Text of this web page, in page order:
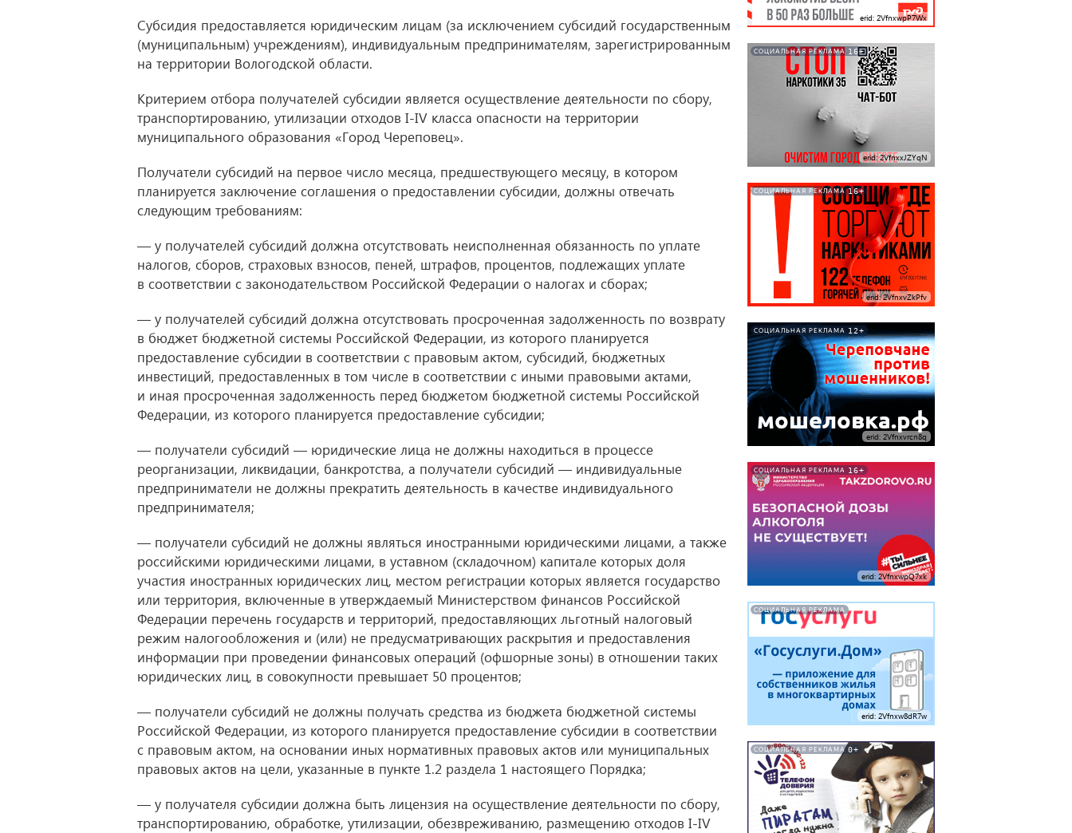
Субсидия предоставляется юридическим лицам (за исключением субсидий государственным
(муниципальным) учреждениям), индивидуальным предпринимателям, зарегистрированным
на территории Вологодской области.
Критерием отбора получателей субсидии является осуществление деятельности по сбору,
транспортированию, утилизации отходов I-IV класса опасности на территории
муниципального образования «Город Череповец».
Получатели субсидий на первое число месяца, предшествующего месяцу, в котором
планируется заключение соглашения о предоставлении субсидии, должны отвечать
следующим требованиям:
— у получателей субсидий должна отсутствовать неисполненная обязанность по уплате
налогов, сборов, страховых взносов, пеней, штрафов, процентов, подлежащих уплате
в соответствии с законодательством Российской Федерации о налогах и сборах;
— у получателей субсидий должна отсутствовать просроченная задолженность по возврату
в бюджет бюджетной системы Российской Федерации, из которого планируется
предоставление субсидии в соответствии с правовым актом, субсидий, бюджетных
инвестиций, предоставленных в том числе в соответствии с иными правовыми актами,
и иная просроченная задолженность перед бюджетом бюджетной системы Российской
Федерации, из которого планируется предоставление субсидии;
— получатели субсидий — юридические лица не должны находиться в процессе
реорганизации, ликвидации, банкротства, а получатели субсидий — индивидуальные
предприниматели не должны прекратить деятельность в качестве индивидуального
предпринимателя;
— получатели субсидий не должны являться иностранными юридическими лицами, а также
российскими юридическими лицами, в уставном (складочном) капитале которых доля
участия иностранных юридических лиц, местом регистрации которых является государство
или территория, включенные в утверждаемый Министерством финансов Российской
Федерации перечень государств и территорий, предоставляющих льготный налоговый
режим налогообложения и (или) не предусматривающих раскрытия и предоставления
информации при проведении финансовых операций (офшорные зоны) в отношении таких
юридических лиц, в совокупности превышает 50 процентов;
— получатели субсидий не должны получать средства из бюджета бюджетной системы
Российской Федерации, из которого планируется предоставление субсидии в соответствии
с правовым актом, на основании иных нормативных правовых актов или муниципальных
правовых актов на цели, указанные в пункте 1.2 раздела 1 настоящего Порядка;
— у получателя субсидии должна быть лицензия на осуществление деятельности по сбору,
транспортированию, обработке, утилизации, обезвреживанию, размещению отходов I-IV
erid: 2VfnxwpP7Wx
СОЦИАЛЬНАЯ РЕКЛАМА 16+
erid: 2VfnxxJZYqN
СОЦИАЛЬНАЯ РЕКЛАМА 16+
erid: 2VfnxvZkPfv
СОЦИАЛЬНАЯ РЕКЛАМА 12+
erid: 2Vfnxvrcn8q
СОЦИАЛЬНАЯ РЕКЛАМА 16+
erid: 2VfnxwpQ7xk
СОЦИАЛЬНАЯ РЕКЛАМА
erid: 2Vfnxw8dR7w
СОЦИАЛЬНАЯ РЕКЛАМА 0+